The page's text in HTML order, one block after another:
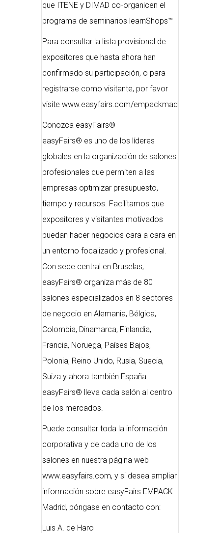
que ITENE y DIMAD co-organicen el
programa de seminarios learnShops™
Para consultar la lista provisional de
expositores que hasta ahora han
confirmado su participación, o para
registrarse como visitante, por favor
visite www.easyfairs.com/empackmad
Conozca easyFairs®
easyFairs® es uno de los líderes
globales en la organización de salones
profesionales que permiten a las
empresas optimizar presupuesto,
tiempo y recursos. Facilitamos que
expositores y visitantes motivados
puedan hacer negocios cara a cara en
un entorno focalizado y profesional.
Con sede central en Bruselas,
easyFairs® organiza más de 80
salones especializados en 8 sectores
de negocio en Alemania, Bélgica,
Colombia, Dinamarca, Finlandia,
Francia, Noruega, Países Bajos,
Polonia, Reino Unido, Rusia, Suecia,
Suiza y ahora también España.
easyFairs® lleva cada salón al centro
de los mercados.
Puede consultar toda la información
corporativa y de cada uno de los
salones en nuestra página web
www.easyfairs.com, y si desea ampliar
información sobre easyFairs EMPACK
Madrid, póngase en contacto con:
Luis A. de Haro